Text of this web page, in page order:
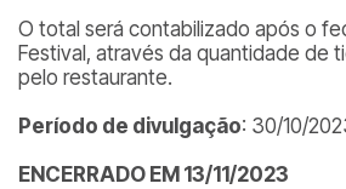
O total será contabilizado após o
Festival, através da quantidade de
pelo restaurante.
Período de divulgação: 30/10/
ENCERRADO EM 13/11/2023